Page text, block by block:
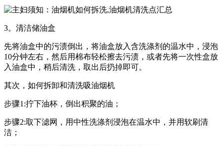
3。清洁储油盒
先将油盒中的污渍倒出，将油盒放入含洗涤剂的温水中，浸泡
10分钟左右，然后用棉布轻松擦去污渍，或者先将一次性盒放
入油盒中，稍后清洗，取出后扔掉即可。
其次，如何拆卸和清洗吸油烟机
步骤1:拧下油杯，倒出积聚的油；
步骤2:取下滤网，用中性洗涤剂浸泡在温水中，并用软刷清
洁；